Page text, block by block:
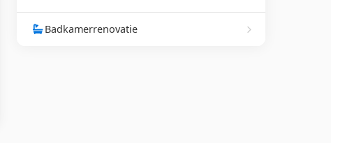
Badkamerrenovatie